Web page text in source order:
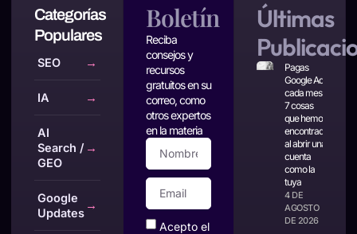
Categorías
Populares
SEO →
IA →
AI
Search /
GEO
→
Google
Updates
→
Boletín
Reciba
consejos y
recursos
gratuitos en su
correo, como
otros expertos
en la materia
Acepto el
Últimas
Pagas
Google Ads
cada mes:
7 cosas
que hemos
encontrado
al abrir una
cuenta
como la
tuya
4 DE
AGOSTO
DE 2026